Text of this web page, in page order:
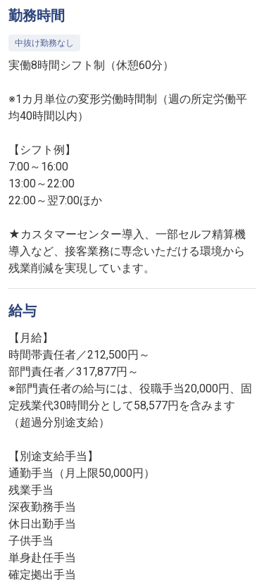
勤務時間
中抜け勤務なし
実働8時間シフト制（休憩60分）
※1カ月単位の変形労働時間制（週の所定労働平
均40時間以内）
【シフト例】
7:00～16:00
13:00～22:00
22:00～翌7:00ほか
★カスタマーセンター導入、一部セルフ精算機
導入など、接客業務に専念いただける環境から
残業削減を実現しています。
給与
【月給】
時間帯責任者／212,500円～
部門責任者／317,877円～
※部門責任者の給与には、役職手当20,000円、固
定残業代30時間分として58,577円を含みます
（超過分別途支給）
【別途支給手当】
通勤手当（月上限50,000円）
残業手当
深夜勤務手当
休日出勤手当
子供手当
単身赴任手当
確定拠出手当